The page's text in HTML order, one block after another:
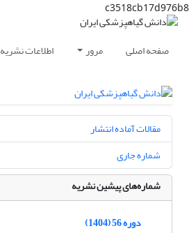
c3518cb17d976b8
صفحه اصلی مرور اطلاعات نشریه
مقالات آماده انتشار
شماره جاری
شماره‌های پیشین نشریه
دوره 56 (1404)